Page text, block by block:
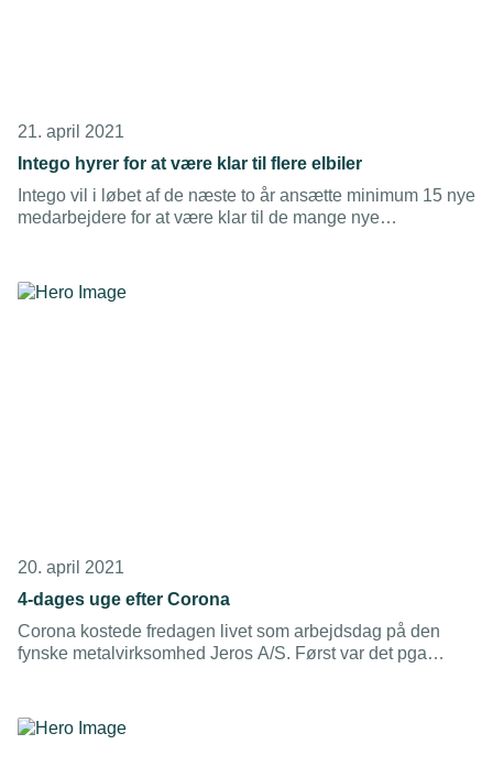
21. april 2021
Intego hyrer for at være klar til flere elbiler
Intego vil i løbet af de næste to år ansætte minimum 15 nye
medarbejdere for at være klar til de mange nye
20. april 2021
4-dages uge efter Corona
Corona kostede fredagen livet som arbejdsdag på den
fynske metalvirksomhed Jeros A/S. Først var det pga